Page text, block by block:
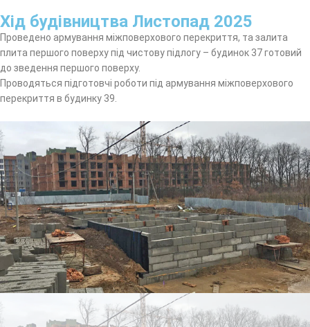
Хід будівництва Листопад 2025
Проведено армування міжповерхового перекриття, та залита
плита першого поверху під чистову підлогу – будинок 37 готовий
до зведення першого поверху.
Проводяться підготовчі роботи під армування міжповерхового
перекриття в будинку 39.